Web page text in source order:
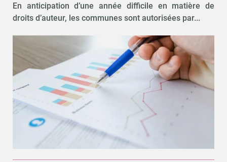
En anticipation d’une année difficile en matière de
droits d’auteur, les communes sont autorisées par...